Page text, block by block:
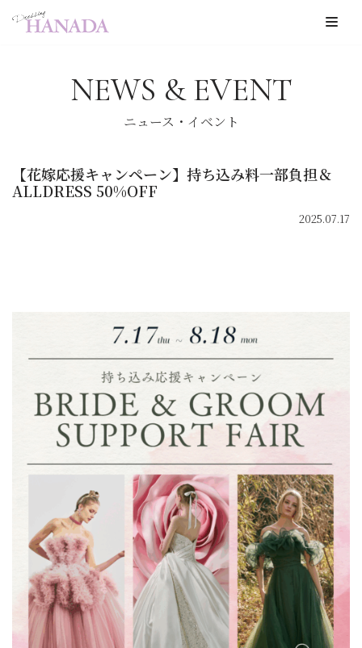
ス
NEWS & EVENT
ニュース・イベント
【花嫁応援キャンペーン】持ち込み料一部負担＆
ALLDRESS 50%OFF
2025.07.17